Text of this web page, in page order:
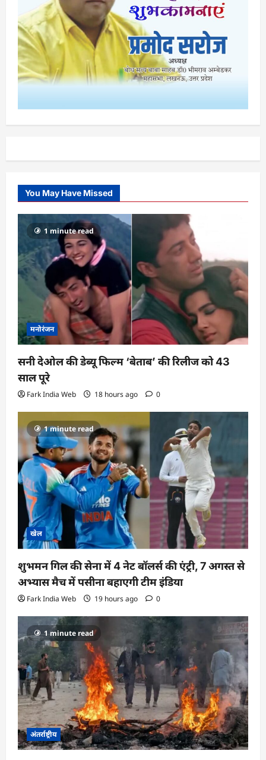
You May Have Missed
1 minute read
मनोरंजन
सनी देओल की डेब्यू फिल्म ‘बेताब’ की रिलीज को 43
साल पूरे
Fark India Web 18 hours ago 0
1 minute read
खेल
शुभमन गिल की सेना में 4 नेट बॉलर्स की एंट्री, 7 अगस्त से
अभ्यास मैच में पसीना बहाएगी टीम इंडिया
Fark India Web 19 hours ago 0
1 minute read
अंतर्राष्ट्रीय